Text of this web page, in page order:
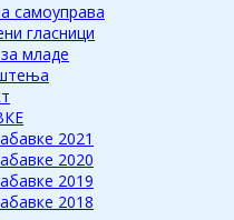
самоуправа
гласници
младе
2021
2020
2019
2018